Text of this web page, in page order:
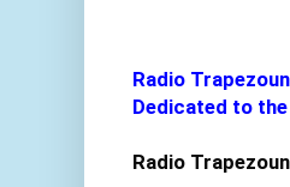
Radio
Dedicated to
Radio